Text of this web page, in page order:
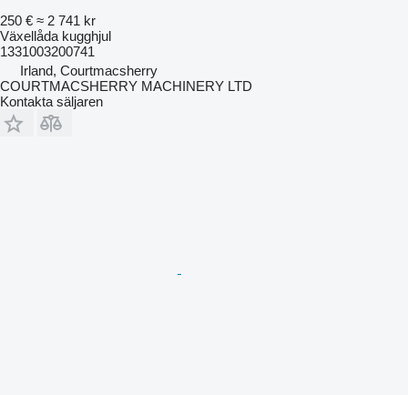
250 € ≈ 2 741 kr
Växellåda kugghjul
1331003200741
Irland, Courtmacsherry
COURTMACSHERRY MACHINERY LTD
Kontakta säljaren